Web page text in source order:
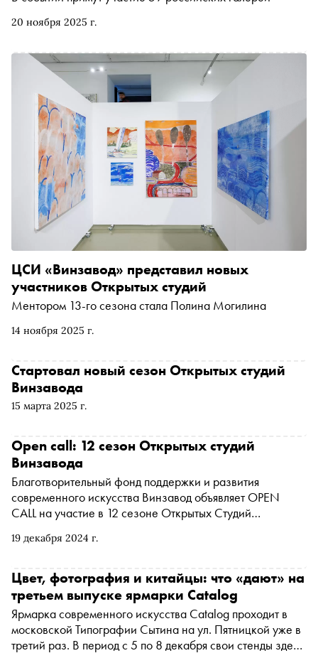
20 ноября 2025 г.
14 ноября 2025 г.
ЦСИ «Винзавод» представил новых
участников Открытых студий
Ментором 13-го сезона стала Полина Могилина
15 марта 2025 г.
Стартовал новый сезон Открытых студий
Винзавода
19 декабря 2024 г.
Open call: 12 сезон Открытых студий
Винзавода
Благотворительный фонд поддержки и развития
современного искусства Винзавод объявляет OPEN
CALL на участие в 12 сезоне Открытых Студий
Цвет, фотография и китайцы: что «дают» на
третьем выпуске ярмарки Catalog
Ярмарка современного искусства Catalog проходит в
московской Типографии Сытина на ул. Пятницкой уже в
третий раз. В период с 5 по 8 декабря свои стенды здесь